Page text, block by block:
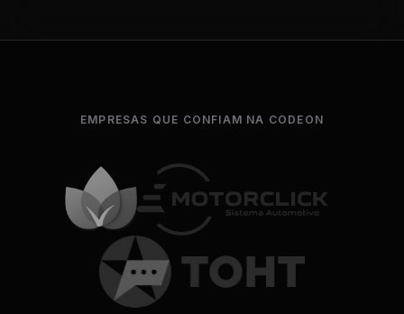
EMPRESAS QUE CONFIAM NA CODEON